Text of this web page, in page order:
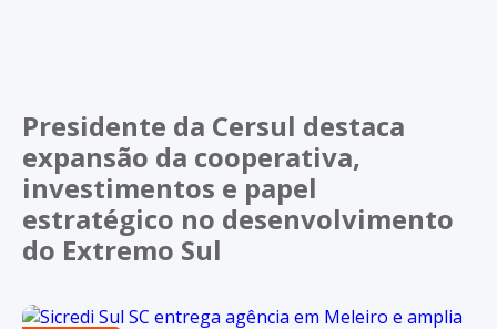
Presidente da Cersul destaca
expansão da cooperativa,
investimentos e papel
estratégico no desenvolvimento
do Extremo Sul